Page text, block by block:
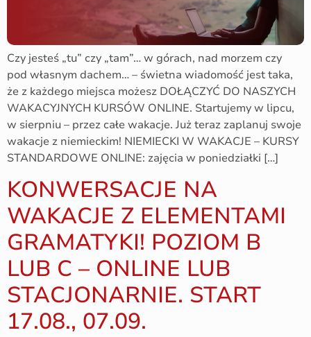
Czy jesteś „tu” czy „tam”… w górach, nad morzem czy
pod własnym dachem… – świetna wiadomość jest taka,
że z każdego miejsca możesz DOŁĄCZYĆ DO NASZYCH
WAKACYJNYCH KURSÓW ONLINE. Startujemy w lipcu,
w sierpniu – przez całe wakacje. Już teraz zaplanuj swoje
wakacje z niemieckim! NIEMIECKI W WAKACJE – KURSY
STANDARDOWE ONLINE: zajęcia w poniedziałki […]
KONWERSACJE NA
WAKACJE Z ELEMENTAMI
GRAMATYKI! POZIOM B
LUB C – ONLINE LUB
STACJONARNIE. START
17.08., 07.09.